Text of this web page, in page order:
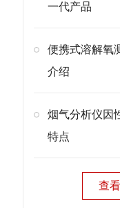
一代产品
便携式溶解氧
介绍
烟气分析仪因
特点
查